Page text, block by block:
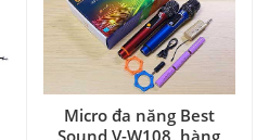
Micro đa năng Best